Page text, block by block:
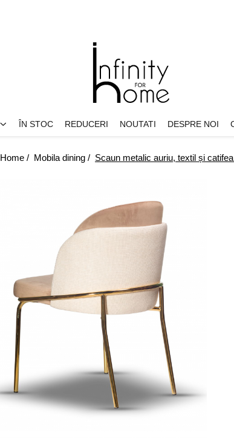
ÎN STOC REDUCERI NOUTATI DESPRE NOI
Home / Mobila dining / Scaun metalic auriu, textil și